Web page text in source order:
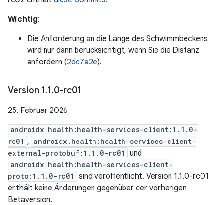
Wichtig:
Die Anforderung an die Länge des Schwimmbeckens
wird nur dann berücksichtigt, wenn Sie die Distanz
anfordern (2dc7a2e).
Version 1.1.0-rc01
25. Februar 2026
androidx.health:health-services-client:1.1.0-
rc01 , androidx.health:health-services-client-
external-protobuf:1.1.0-rc01
und
androidx.health:health-services-client-
proto:1.1.0-rc01
sind veröffentlicht. Version 1.1.0-rc01
enthält keine Änderungen gegenüber der vorherigen
Betaversion.